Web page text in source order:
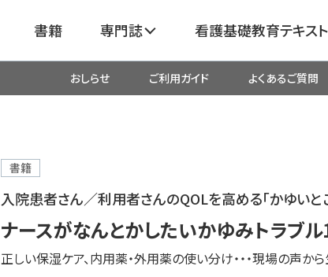
書籍 専門誌
看護
看護基礎教育テキスト
がん
産科・婦人科・周産期・助産 新生児・小児
救命・救急 総合診療
おしらせ ご利用ガイド よくあるご質問
書籍
入院患者さん／利用者さんのQOLを高める「かゆいと
ナースがなんとかしたいかゆみトラブ
正しい保湿ケア、内用薬・外用薬の使い分け・・・現場の声か